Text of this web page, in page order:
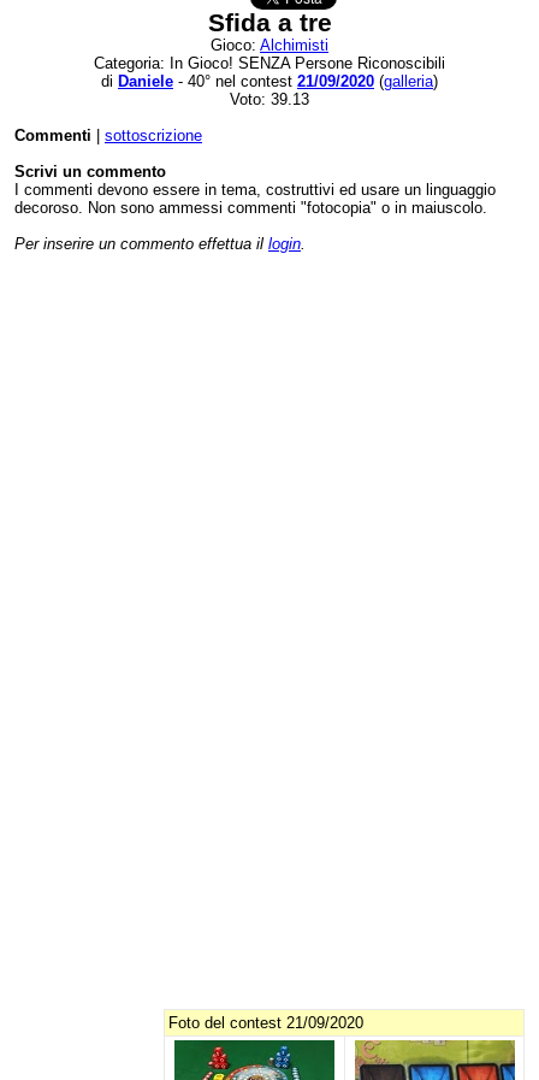
Sfida a tre
Gioco: Alchimisti
Categoria: In Gioco! SENZA Persone Riconoscibili
di Daniele - 40° nel contest 21/09/2020 (galleria)
Voto: 39.13
Commenti
sottoscrizione
Scrivi un commento
I commenti devono essere in tema, costruttivi ed usare un linguaggio
decoroso. Non sono ammessi commenti "fotocopia" o in maiuscolo.
Per inserire un commento effettua il login
Foto del contest 21/09/2020